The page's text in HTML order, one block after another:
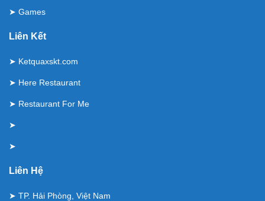
➤ Games
Liên Kết
➤ Ketquaxskt.com
➤ Here Restaurant
➤ Restaurant For Me
➤
➤
Liên Hệ
➤ TP. Hải Phòng, Việt Nam